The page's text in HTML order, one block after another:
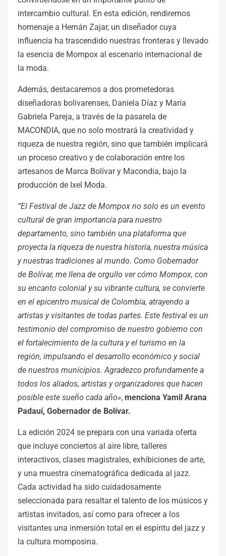
intercambio cultural. En esta edición, rendiremos
homenaje a Hernán Zajar, un diseñador cuya
influencia ha trascendido nuestras fronteras y llevado
la esencia de Mompox al escenario internacional de
la moda.
Además, destacaremos a dos prometedoras
diseñadoras bolivarenses, Daniela Díaz y María
Gabriela Pareja, a través de la pasarela de
MACONDIA, que no solo mostrará la creatividad y
riqueza de nuestra región, sino que también implicará
un proceso creativo y de colaboración entre los
artesanos de Marca Bolívar y Macondia, bajo la
producción de Ixel Moda.
“El Festival de Jazz de Mompox no solo es un evento
cultural de gran importancia para nuestro
departamento, sino también una plataforma que
proyecta la riqueza de nuestra historia, nuestra música
y nuestras tradiciones al mundo. Como Gobernador
de Bolívar, me llena de orgullo ver cómo Mompox, con
su encanto colonial y su vibrante cultura, se convierte
en el epicentro musical de Colombia, atrayendo a
artistas y visitantes de todas partes. Este festival es un
testimonio del compromiso de nuestro gobierno con
el fortalecimiento de la cultura y el turismo en la
región, impulsando el desarrollo económico y social
de nuestros municipios. Agradezco profundamente a
todos los aliados, artistas y organizadores que hacen
posible este sueño cada año», menciona Yamil Arana
Padauí, Gobernador de Bolívar.
La edición 2024 se prepara con una variada oferta
que incluye conciertos al aire libre, talleres
interactivos, clases magistrales, exhibiciones de arte,
y una muestra cinematográfica dedicada al jazz.
Cada actividad ha sido cuidadosamente
seleccionada para resaltar el talento de los músicos y
artistas invitados, así como para ofrecer a los
visitantes una inmersión total en el espíritu del jazz y
la cultura momposina.